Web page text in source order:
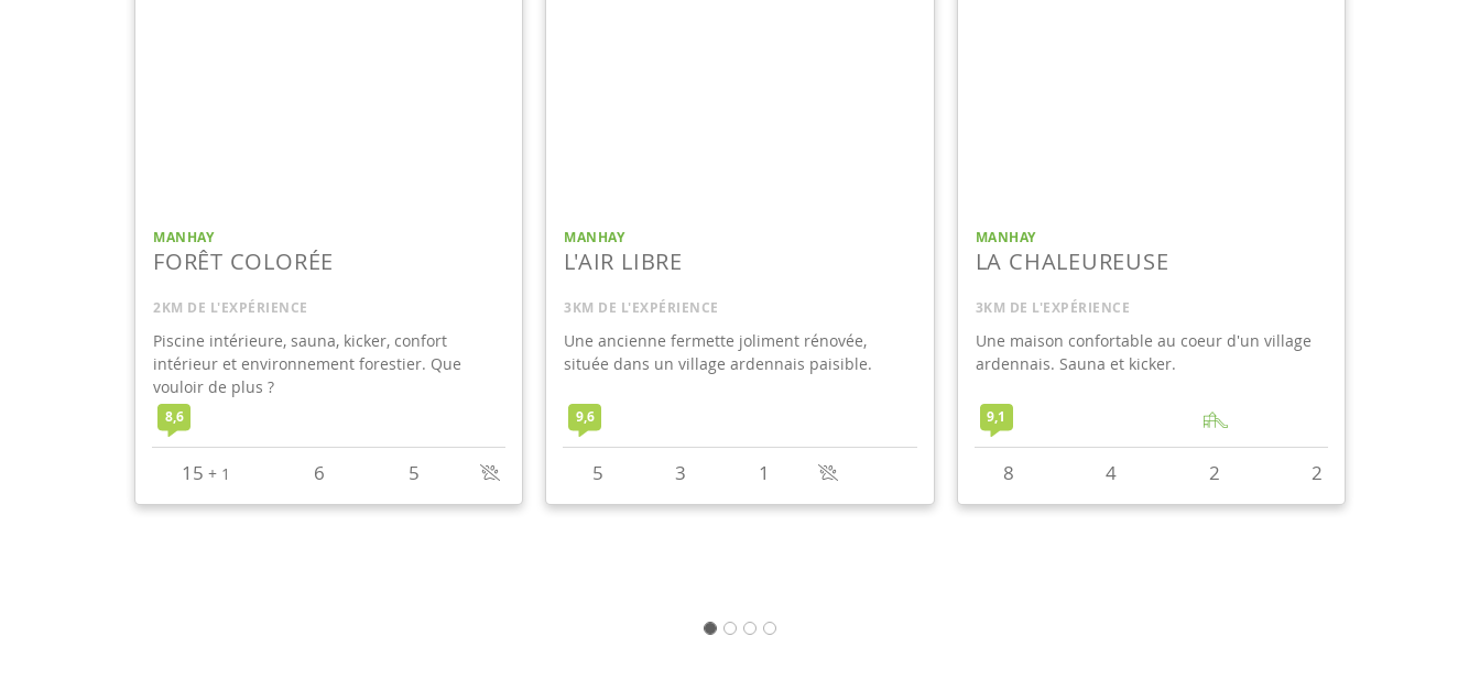
MANHAY
FORÊT COLORÉE
2KM DE L'EXPÉRIENCE
Piscine intérieure, sauna, kicker, confort
intérieur et environnement forestier. Que
vouloir de plus ?
8,6
15 + 1 6 5
MANHAY
L'AIR LIBRE
3KM DE L'EXPÉRIENCE
Une ancienne fermette joliment rénovée,
située dans un village ardennais paisible.
9,6
5 3 1
MANHAY
LA CHALEUREUSE
3KM DE L'EXPÉRIENCE
Une maison confortable au coeur d'un village
ardennais. Sauna et kicker.
9,1
8 4 2 2